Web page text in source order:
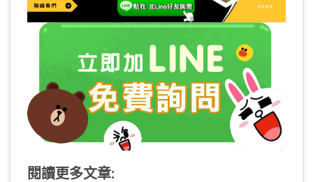
閱讀更多文章: